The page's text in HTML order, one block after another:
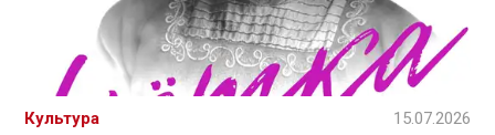
Культура 15.07.2026